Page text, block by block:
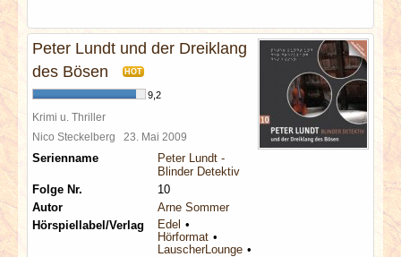
Peter Lundt und der Dreiklang
des Bösen
HOT
9,2
Krimi u. Thriller
Nico Steckelberg 23. Mai 2009
Serienname
Peter Lundt -
Blinder Detektiv
Folge Nr.
10
Autor
Arne Sommer
Hörspiellabel/Verlag
Edel
Hörformat
LauscherLounge